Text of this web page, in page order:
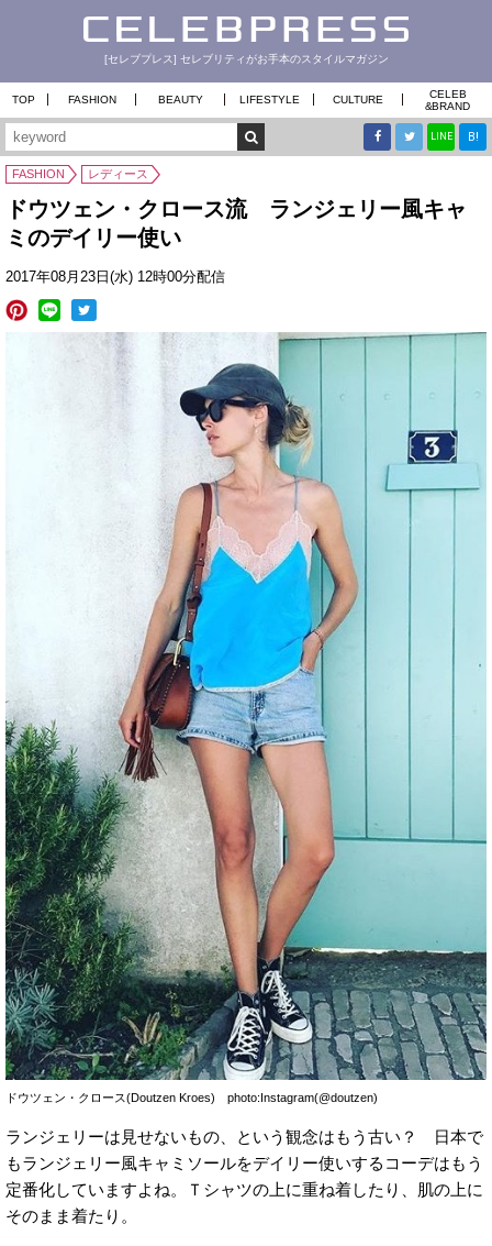
[セレブプレス] セレブリティがお手本のスタイルマガジン
TOP FASHION BEAUTY LIFESTYLE CULTURE
CELEB
&BRAND
LINE B!
FASHION レディース
ドウツェン・クロース流 ランジェリー風キャ
ミのデイリー使い
2017年08月23日(水) 12時00分配信
ドウツェン・クロース(Doutzen Kroes) photo:Instagram(@doutzen)
ランジェリーは見せないもの、という観念はもう古い？ 日本で
もランジェリー風キャミソールをデイリー使いするコーデはもう
定番化していますよね。Ｔシャツの上に重ね着したり、肌の上に
そのまま着たり。